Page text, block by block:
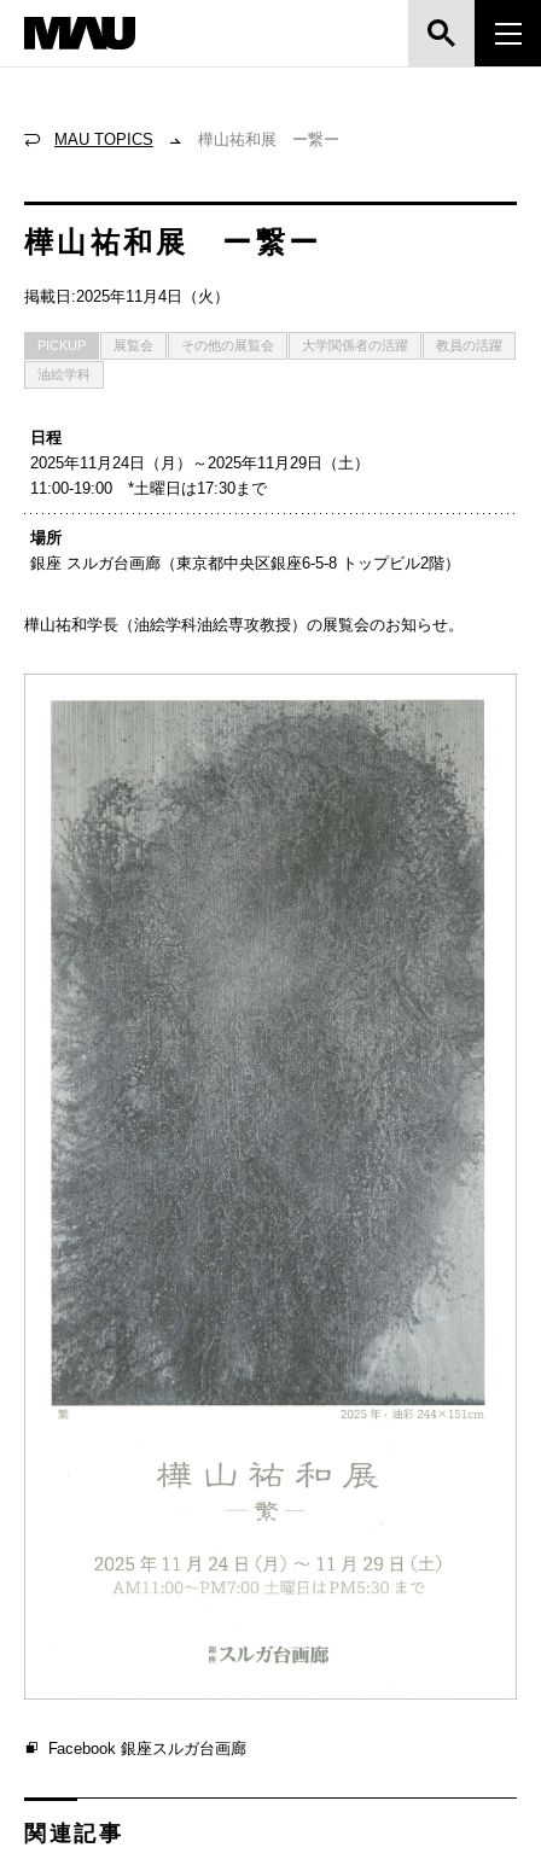
MAU TOPICS 樺山祐和展 ー繋ー
樺山祐和展 ー繋ー
掲載日:2025年11月4日（火）
PICKUP 展覧会 その他の展覧会 大学関係者の活躍
教員の活躍
油絵学科
日程
2025年11月24日（月）～2025年11月29日（土）
11:00-19:00 *土曜日は17:30まで
場所
銀座 スルガ台画廊（東京都中央区銀座6-5-8 トップビル2階）
樺山祐和学長（油絵学科油絵専攻教授）の展覧会のお知らせ。
Facebook 銀座スルガ台画廊
関連記事